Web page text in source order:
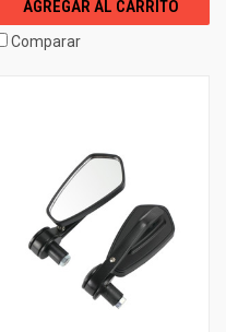
AGREGAR AL CARRITO
Comparar